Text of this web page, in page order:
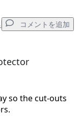
コメントを追加
so the cut-outs